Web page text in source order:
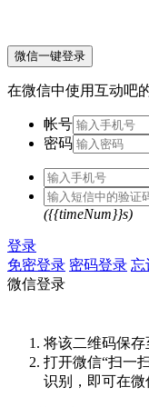
微信一键登录
在微信中使用互动吧
帐号
密码
({{timeNum}}s)
登录
免密登录 密码登录 忘
微信登录
将该二维码保
打开微信“扫一
识别，即可在微